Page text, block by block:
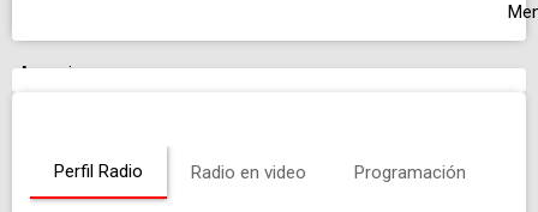
Anuncio
Perfil Radio Radio en video Programación